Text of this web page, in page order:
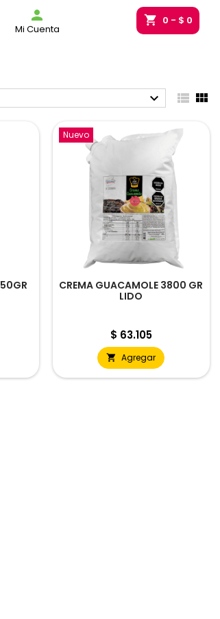
shopping_cart 0 - $ 0

Mi Cuenta
  
Nuevo
CREMA GUACAMOLE 3800 GR
LIDO
Precio
$ 63.105
 Agregar